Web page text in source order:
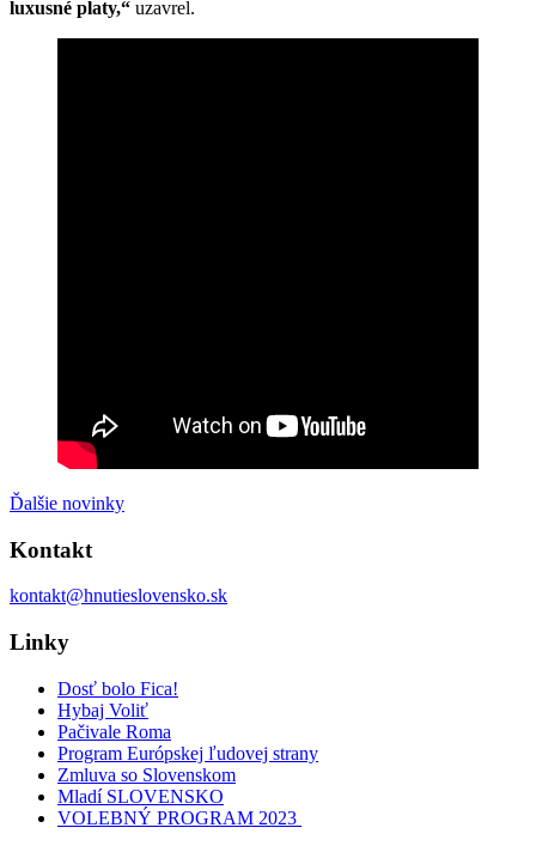
luxusné platy,“ uzavrel.
Ďalšie novinky
Kontakt
kontakt@hnutieslovensko.sk
Linky
Dosť bolo Fica!
Hybaj Voliť
Pačivale Roma
Program Európskej ľudovej strany
Zmluva so Slovenskom
Mladí SLOVENSKO
VOLEBNÝ PROGRAM 2023